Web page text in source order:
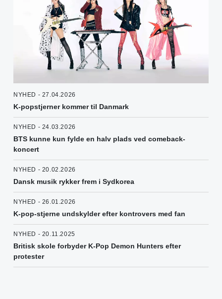
NYHED - 27.04.2026
K-popstjerner kommer til Danmark
NYHED - 24.03.2026
BTS kunne kun fylde en halv plads ved comeback-
koncert
NYHED - 20.02.2026
Dansk musik rykker frem i Sydkorea
NYHED - 26.01.2026
K-pop-stjerne undskylder efter kontrovers med fan
NYHED - 20.11.2025
Britisk skole forbyder K-Pop Demon Hunters efter
protester